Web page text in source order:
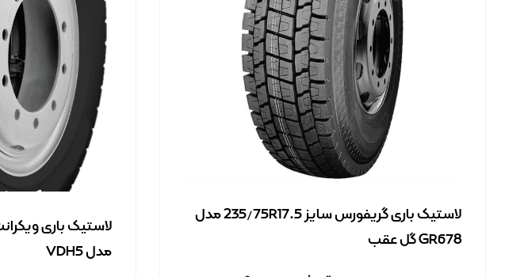
لاستیک باری گریفورس سایز 235/75R17.5 مدل
GR678 گل عقب
مدل VDH5